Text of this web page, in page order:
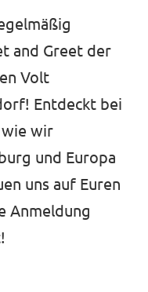
and Greet der
Volt
Entdeckt bei
wie wir
und Europa
uns auf Euren
Anmeldung